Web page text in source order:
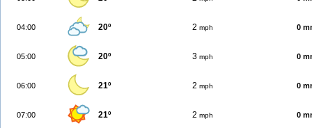
04:00 20º 2 mph 0
05:00 20º 3 mph 0
06:00 21º 2 mph 0
07:00 21º 2 mph 0